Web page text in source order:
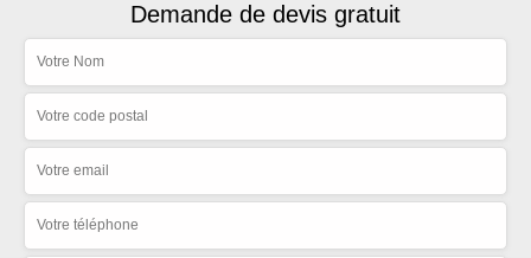
Demande de devis gratuit